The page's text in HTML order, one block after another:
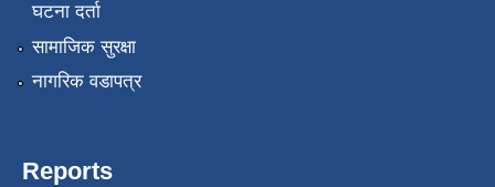
घटना दर्ता
सामाजिक सुरक्षा
नागरिक वडापत्र
Reports